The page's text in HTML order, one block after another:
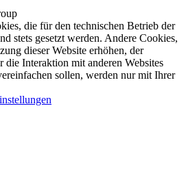
die für den technischen Betrieb der
stets gesetzt werden. Andere Cookies,
dieser Website erhöhen, der
Interaktion mit anderen Websites
sollen, werden nur mit Ihrer